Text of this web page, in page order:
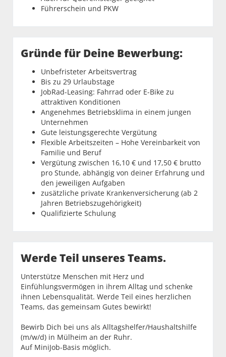
Führerschein und PKW
Gründe für Deine Bewerbung:
Unbefristeter Arbeitsvertrag
Bis zu 29 Urlaubstage
JobRad-Leasing: Fahrrad oder E-Bike zu
attraktiven Konditionen
Angenehmes Betriebsklima in einem jungen
Unternehmen
Gute leistungsgerechte Vergütung
Flexible Arbeitszeiten – Hohe Vereinbarkeit von
Familie und Beruf
Vergütung zwischen 16,10 € und 17,50 € brutto
pro Stunde, abhängig von deiner Erfahrung und
den jeweiligen Aufgaben
zusätzliche private Krankenversicherung (ab 2
Jahren Betriebszugehörigkeit)
Qualifizierte Schulung
Werde Teil unseres Teams.
Unterstütze Menschen mit Herz und
Einfühlungsvermögen in ihrem Alltag und schenke
ihnen Lebensqualität. Werde Teil eines herzlichen
Teams, das gemeinsam Gutes bewirkt!
Bewirb Dich bei uns als Alltagshelfer/Haushaltshilfe
(m/w/d) in Mülheim an der Ruhr.
Auf MiniJob-Basis möglich.